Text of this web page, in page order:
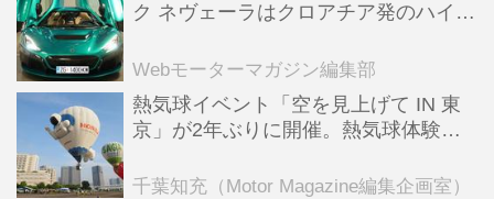
ク ネヴェーラはクロアチア発のハイパ
全版／115】
Webモーターマガジン編集部
熱気球イベント「空を見上げて IN 東
京」が2年ぶりに開催。熱気球体験搭
ンテンツも
千葉知充（Motor Magazine編集企画室）